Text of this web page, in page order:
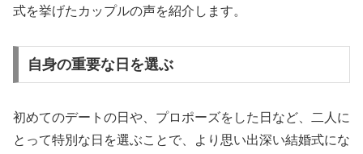
式を挙げたカップルの声を紹介します。
自身の重要な日を選ぶ
初めてのデートの日や、プロポーズをした日など、二人に
とって特別な日を選ぶことで、より思い出深い結婚式にな